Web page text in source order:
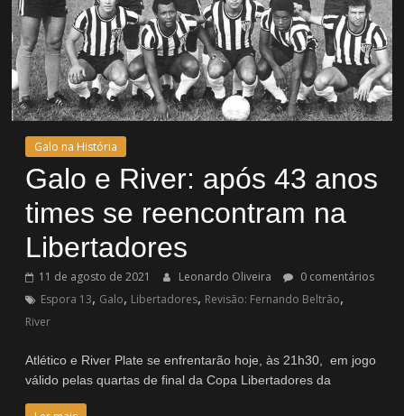
Galo na História
Galo e River: após 43 anos
times se reencontram na
Libertadores
11 de agosto de 2021 Leonardo Oliveira
0 comentários
Espora 13, Galo, Libertadores, Revisão: Fernando Beltrão,
River
Atlético e River Plate se enfrentarão hoje, às 21h30, em jogo
válido pelas quartas de final da Copa Libertadores da